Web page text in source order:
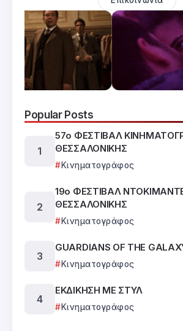
Popular Posts
57ο ΦΕΣΤΙΒΑΛ
ΘΕΣΣΑΛΟΝΙΚΗΣ
Κινηματογράφος
19ο ΦΕΣΤΙΒΑΛ
ΘΕΣΣΑΛΟΝΙΚΗΣ
Κινηματογράφος
GUARDIANS OF THE
Κινηματογράφος
ΕΚΔΙΚΗΣΗ ΜΕ ΣΤΥΛ
Κινηματογράφος